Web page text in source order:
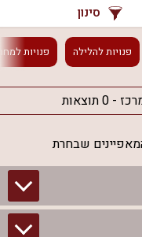
סינון
פנויותלהלילה פנויות
שבחרת